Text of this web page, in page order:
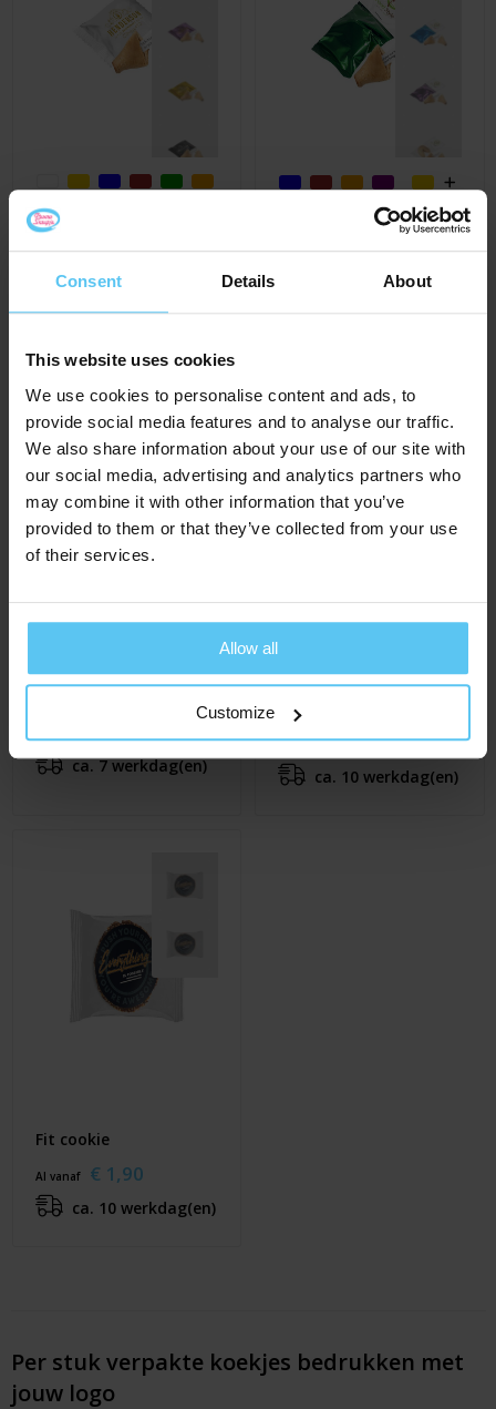
Consent Details About
This website uses cookies
We use cookies to personalise content and ads, to
provide social media features and to analyse our traffic.
We also share information about your use of our site with
our social media, advertising and analytics partners who
may combine it with other information that you’ve
provided to them or that they’ve collected from your use
of their services.
Allow all
Customize
Gelukskoekje in
bedrukt folie
Al vanaf € 0,65
Gelukskoekje met een
Bedrukt kaart koekje
ca. 7 werkdag(en)
Embossing koekje met
kopkaartje
Al vanaf € 1,20
ca. 10 werkdag(en)
Fit cookie
Al vanaf € 1,90
ca. 10 werkdag(en)
Per stuk verpakte koekjes bedrukken met
jouw logo